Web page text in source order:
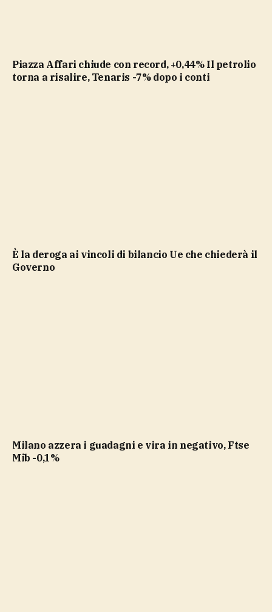
Piazza Affari chiude con record, +0,44% Il petrolio
torna a risalire, Tenaris -7% dopo i conti
è la deroga ai vincoli di bilancio Ue che chiederà il
Governo
Milano azzera i guadagni e vira in negativo, Ftse
Mib -0,1%